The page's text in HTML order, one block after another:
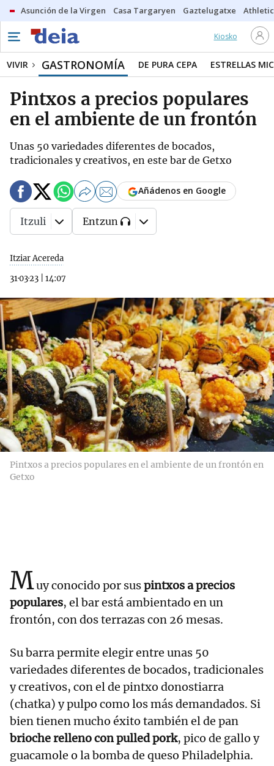
Asunción de la Virgen Casa Targaryen Gaztelugatxe Athletic
Kiosko
VIVIR GASTRONOMÍA DE PURA CEPA ESTRELLAS
Pintxos a precios populares
en el ambiente de un frontón
Unas 50 variedades diferentes de bocados,
tradicionales y creativos, en este bar de Getxo
Itziar Acereda
31·03·23
14:07
Añádenos en Google
Itzuli Entzun
Pintxos a precios populares en el ambiente de un frontón en
Getxo
Muy conocido por suspintxos a precios
populares, el bar está ambientado en un
frontón, con dos terrazas con 26 mesas.
Su barra permite elegir entre unas 50
variedades diferentes de bocados, tradicionales
y creativos, con el de pintxo donostiarra
(chatka) y pulpo como los más demandados. Si
bien tienen mucho éxito también el de pan
brioche relleno con pulled pork, pico de gallo y
guacamole o la bomba de queso Philadelphia.